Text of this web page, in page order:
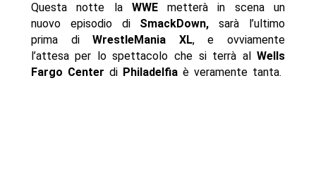
Questa notte la WWEmetterà in scena un
nuovo episodio di SmackDown, sarà l’ultimo
prima diWrestleMania XL, e ovviamente
l’attesa per lo spettacolo che si terrà alWells
Fargo Center di Philadelfiaè veramente tanta.